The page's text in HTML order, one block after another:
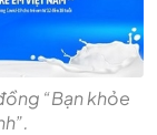
“Bạn khỏe